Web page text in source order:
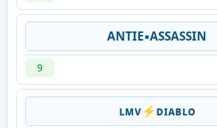
ANTIE▪︎ASSASSIN
9
ʟᴍᴠ⚡ᴅɪᴀʙʟᴏ